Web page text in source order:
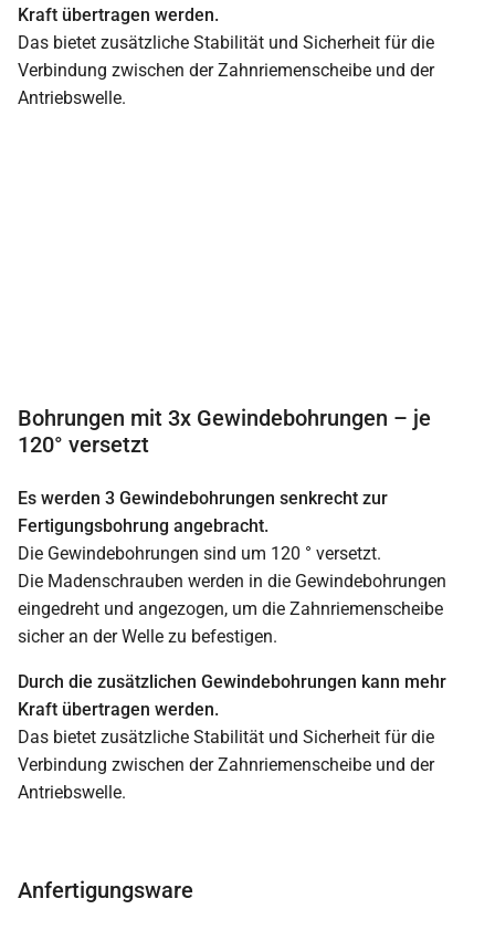
Kraft übertragen werden.
Das bietet zusätzliche Stabilität und Sicherheit für die
Verbindung zwischen der Zahnriemenscheibe und der
Antriebswelle.
Bohrungen mit 3x Gewindebohrungen – je
120° versetzt
Es werden 3 Gewindebohrungen senkrecht zur
Fertigungsbohrung angebracht.
Die Gewindebohrungen sind um 120 ° versetzt.
Die Madenschrauben werden in die Gewindebohrungen
eingedreht und angezogen, um die Zahnriemenscheibe
sicher an der Welle zu befestigen.
Durch die zusätzlichen Gewindebohrungen kann mehr
Kraft übertragen werden.
Das bietet zusätzliche Stabilität und Sicherheit für die
Verbindung zwischen der Zahnriemenscheibe und der
Antriebswelle.
Anfertigungsware